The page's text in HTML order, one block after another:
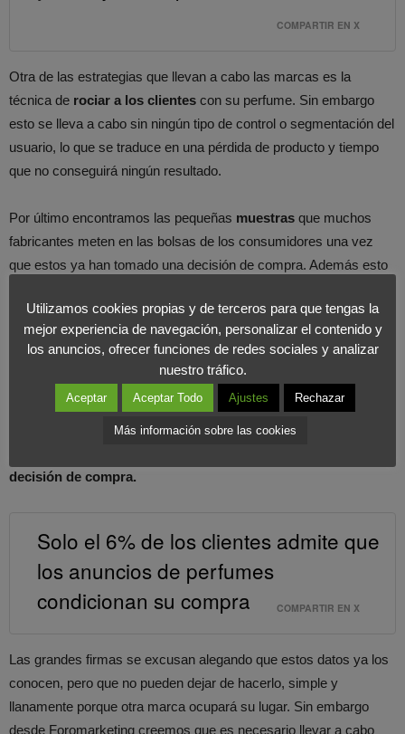
COMPARTIR EN X
Otra de las estrategias que llevan a cabo las marcas es la
técnica de rociar a los clientes con su perfume. Sin embargo
esto se lleva a cabo sin ningún tipo de control o segmentación del
usuario, lo que se traduce en una pérdida de producto y tiempo
que no conseguirá ningún resultado.
Por último encontramos las pequeñas muestras que muchos
fabricantes meten en las bolsas de los consumidores una vez
que estos ya han tomado una decisión de compra. Además esto
cliente o sus gustos.
Asimismo debemos recalcar que la mayor parte de las grandes
marcas de perfumería están obsesionadas con la promoción en
la televisión (el medio más caro). Sin embargo, según el estudio,
los resultados son desastrosos. Tan solo el 6% de los
decisión de compra.
Solo el 6% de los clientes admite que
los anuncios de perfumes
condicionan su compra
COMPARTIR EN X
Las grandes firmas se excusan alegando que estos datos ya los
conocen, pero que no pueden dejar de hacerlo, simple y
llanamente porque otra marca ocupará su lugar. Sin embargo
desde Foromarketing creemos que es necesario llevar a cabo
Utilizamos cookies propias y de terceros para que tengas la
mejor experiencia de navegación, personalizar el contenido y
los anuncios, ofrecer funciones de redes sociales y analizar
nuestro tráfico.
Aceptar Aceptar Todo Ajustes Rechazar
Más información sobre las cookies